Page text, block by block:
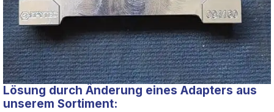
Lösung durch Änderung eines Adapters aus
unserem Sortiment: